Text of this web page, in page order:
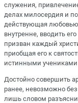
служения,
делах милосердия и
действующая любовью
внутренне, вводить
призван каждый
приобщая его к
истинными учениками
Достойно совершить
ранее, невозможно без
лишь словом